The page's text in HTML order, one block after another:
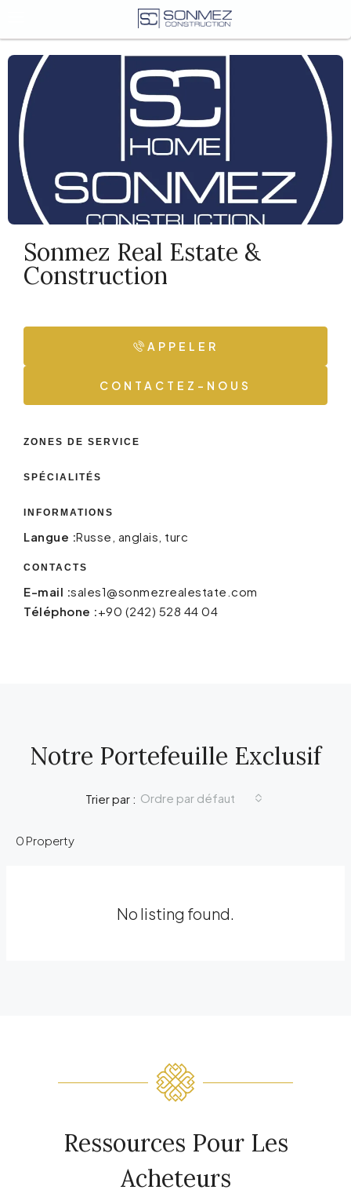
Sonmez Real Estate &
Construction
APPELER
CONTACTEZ-NOUS
ZONES DE SERVICE
SPÉCIALITÉS
INFORMATIONS
Langue :Russe, anglais, turc
CONTACTS
E-mail :sales1@sonmezrealestate.com
Téléphone :+90 (242) 528 44 04
Notre Portefeuille Exclusif
0 Property
Trier par : Ordre par défaut
No listing found.
Ressources Pour Les
Acheteurs